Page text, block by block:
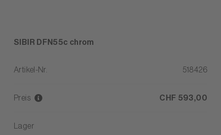
SIBIR DFN55c chrom
Artikel-Nr. 518426
Preis CHF 593,00
Lager